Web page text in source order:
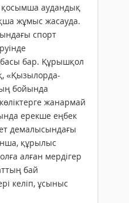
қосымша аудандық
жұмыс жасауда.
спорт
бар. Құрышқол
«Қызылорда-
бойында
жанармай
ерекше еңбек
демалысындағы
құрылыс
алған мердігер
бай
келіп, ұсыныс